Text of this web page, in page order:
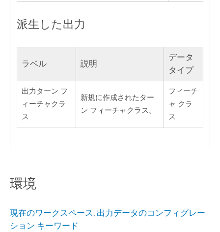
派生した出力
ラベル 説明
データ
タイプ
出力ターン フ
ィーチャクラ
ス
新規に作成されたター
ン フィーチャクラス。
フィーチ
ャ クラ
ス
環境
現在のワークスペース , 出力データのコンフィグレー
ション キーワード